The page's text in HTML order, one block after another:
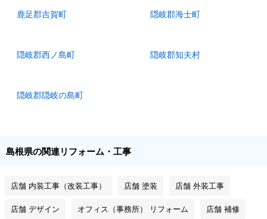
鹿足郡吉賀町 隠岐郡海士町
隠岐郡西ノ島町 隠岐郡知夫村
隠岐郡隠岐の島町
島根県の関連リフォーム・工事
店舗 内装工事（改装工事） 店舗 塗装 店舗 外装工事
店舗 デザイン オフィス（事務所） リフォーム 店舗 補修